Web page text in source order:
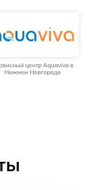
центр Aquaviva в
Нижнем Новгороде